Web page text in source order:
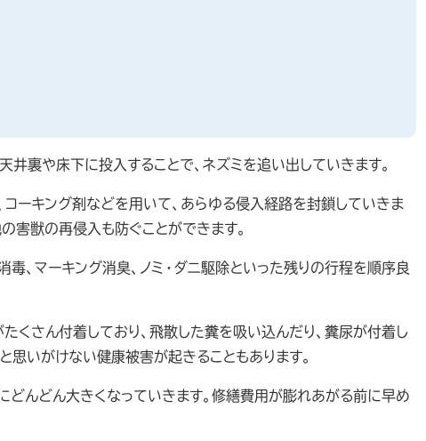
井裏や床下に投入することで、ネズミを追い出していきます。
コーキング剤などを用いて、あらゆる侵入経路を封鎖していきま
害獣の再侵入も防ぐことができます。
毒、マーキング消臭、ノミ・ダニ駆除といった残りの行程を順序良
くさん付着しており、飛散した糞を吸い込んだり、糞尿が付着し
思いがけない健康被害が起きることもあります。
どんどん大きくなっていきます。修繕費用が膨れあがる前に早め